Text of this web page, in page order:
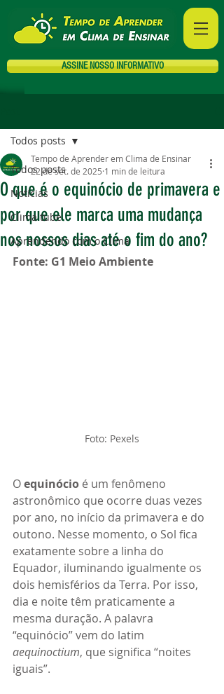
ASSINE NOSSO INFORMATIVO
Todos posts
Notícias
Clima tube
Aprendendo com o Clima
Todos posts
O que é o equinócio de primavera e
por que ele marca uma mudança
nos nossos dias até o fim do ano?
Tempo de Aprender em Clima de Ensinar
22 de set. de 2025 1 min de leitura
Fonte: G1 Meio Ambiente
Foto: Pexels
O equinócio é um fenômeno
astronômico que ocorre duas vezes
por ano, no início da primavera e do
outono. Nesse momento, o Sol fica
exatamente sobre a linha do
Equador, iluminando igualmente os
dois hemisférios da Terra. Por isso,
dia e noite têm praticamente a
mesma duração. A palavra
“equinócio” vem do latim
aequinoctium, que significa “noites
iguais”.